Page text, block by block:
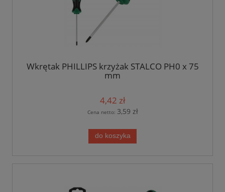
Wkrętak PHILLIPS krzyżak STALCO PH0 x 75
mm
4,42 zł
Cena netto: 3,59 zł
do koszyka